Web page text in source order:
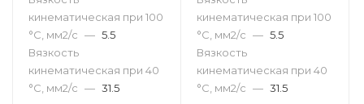
кинематическая при 100
°С, мм2/с — 5.5
Вязкость
кинематическая при 40
°С, мм2/с — 31.5
кинематическая при 100
°С, мм2/с — 5.5
Вязкость
кинематическая при 40
°С, мм2/с — 31.5